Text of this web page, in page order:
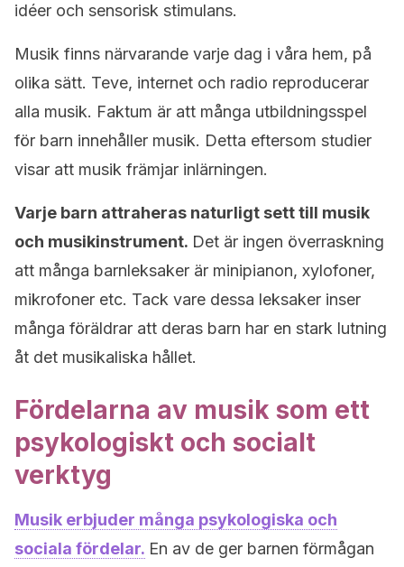
idéer och sensorisk stimulans.
Musik finns närvarande varje dag i våra hem, på
olika sätt. Teve, internet och radio reproducerar
alla musik. Faktum är att många utbildningsspel
för barn innehåller musik. Detta eftersom studier
visar att musik främjar inlärningen.
Varje barn attraheras naturligt sett till musik
och musikinstrument. Det är ingen överraskning
att många barnleksaker är minipianon, xylofoner,
mikrofoner etc. Tack vare dessa leksaker inser
många föräldrar att deras barn har en stark lutning
åt det musikaliska hållet.
Fördelarna av musik som ett
psykologiskt och socialt
verktyg
Musik erbjuder många psykologiska och
sociala fördelar. En av de ger barnen förmågan